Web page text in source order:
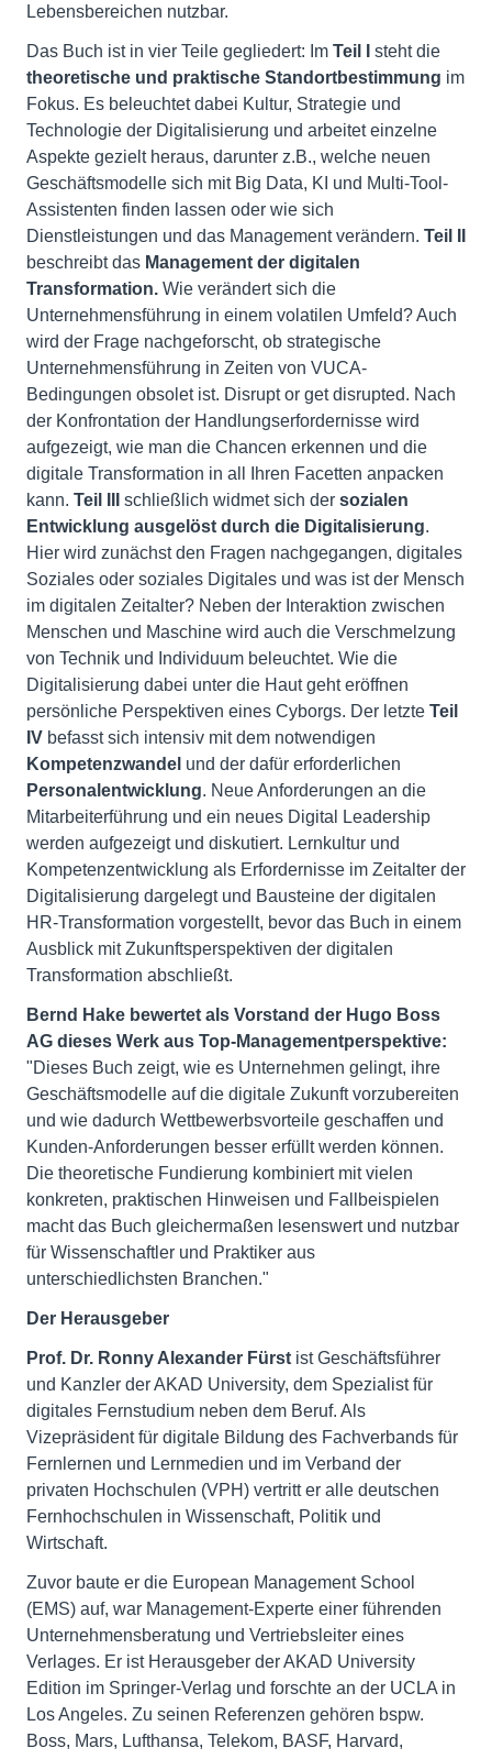
Lebensbereichen nutzbar.
Das Buch ist in vier Teile gegliedert: Im Teil I
steht die
theoretische und praktische Standortbestimmung im
Fokus. Es beleuchtet dabei Kultur, Strategie und
Technologie der Digitalisierung und arbeitet einzelne
Aspekte gezielt heraus, darunter z.B., welche neuen
Geschäftsmodelle sich mit Big Data, KI und Multi-Tool-
Assistenten finden lassen oder wie sich
Dienstleistungen und das Management verändern. Teil II
beschreibt das Management der digitalen
Transformation. Wie verändert sich die
Unternehmensführung in einem volatilen Umfeld? Auch
wird der Frage nachgeforscht, ob strategische
Unternehmensführung in Zeiten von VUCA-
Bedingungen obsolet ist. Disrupt or get disrupted. Nach
der Konfrontation der Handlungserfordernisse wird
aufgezeigt, wie man die Chancen erkennen und die
digitale Transformation in all Ihren Facetten anpacken
kann. Teil III schließlich widmet sich der sozialen
Entwicklung ausgelöst durch die Digitalisierung.
Hier wird zunächst den Fragen nachgegangen, digitales
Soziales oder soziales Digitales und was ist der Mensch
im digitalen Zeitalter? Neben der Interaktion zwischen
Menschen und Maschine wird auch die Verschmelzung
von Technik und Individuum beleuchtet. Wie die
Digitalisierung dabei unter die Haut geht eröffnen
persönliche Perspektiven eines Cyborgs. Der letzte Teil
IV befasst sich intensiv mit dem notwendigen
Kompetenzwandel und der dafür erforderlichen
Personalentwicklung. Neue Anforderungen an die
Mitarbeiterführung und ein neues Digital Leadership
werden aufgezeigt und diskutiert. Lernkultur und
Kompetenzentwicklung als Erfordernisse im Zeitalter der
Digitalisierung dargelegt und Bausteine der digitalen
HR-Transformation vorgestellt, bevor das Buch in einem
Ausblick mit Zukunftsperspektiven der digitalen
Transformation abschließt.
Bernd Hake bewertet als Vorstand der Hugo Boss
AG dieses Werk aus Top-Managementperspektive:
"Dieses Buch zeigt, wie es Unternehmen gelingt, ihre
Geschäftsmodelle auf die digitale Zukunft vorzubereiten
und wie dadurch Wettbewerbsvorteile geschaffen und
Kunden-Anforderungen besser erfüllt werden können.
Die theoretische Fundierung kombiniert mit vielen
konkreten, praktischen Hinweisen und Fallbeispielen
macht das Buch gleichermaßen lesenswert und nutzbar
für Wissenschaftler und Praktiker aus
unterschiedlichsten Branchen."
Der Herausgeber
Prof. Dr. Ronny Alexander Fürst ist Geschäftsführer
und Kanzler der AKAD University, dem Spezialist für
digitales Fernstudium neben dem Beruf. Als
Vizepräsident für digitale Bildung des Fachverbands für
Fernlernen und Lernmedien und im Verband der
privaten Hochschulen (VPH) vertritt er alle deutschen
Fernhochschulen in Wissenschaft, Politik und
Wirtschaft.
Zuvor baute er die European Management School
(EMS) auf, war Management-Experte einer führenden
Unternehmensberatung und Vertriebsleiter eines
Verlages. Er ist Herausgeber der AKAD University
Edition im Springer-Verlag und forschte an der UCLA in
Los Angeles. Zu seinen Referenzen gehören bspw.
Boss, Mars, Lufthansa, Telekom, BASF, Harvard,